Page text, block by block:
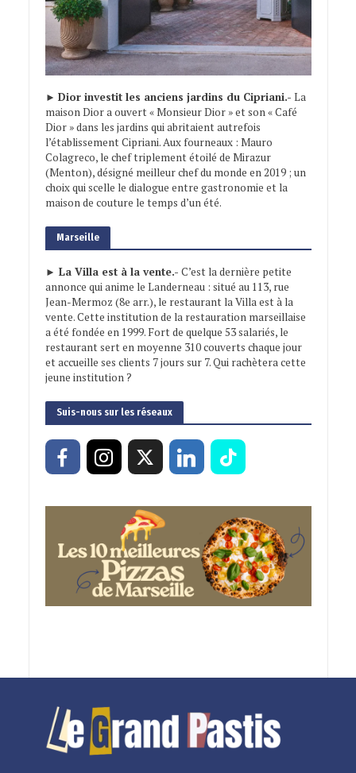
► Dior investit les anciens jardins du Cipriani.- La
maison Dior a ouvert « Monsieur Dior » et son « Café
Dior » dans les jardins qui abritaient autrefois
l’établissement Cipriani. Aux fourneaux : Mauro
Colagreco, le chef triplement étoilé de Mirazur
(Menton), désigné meilleur chef du monde en 2019 ; un
choix qui scelle le dialogue entre gastronomie et la
maison de couture le temps d’un été.
Marseille
► La Villa est à la vente.- C’est la dernière petite
annonce qui anime le Landerneau : situé au 113, rue
Jean-Mermoz (8e arr.), le restaurant la Villa est à la
vente. Cette institution de la restauration marseillaise
a été fondée en 1999. Fort de quelque 53 salariés, le
restaurant sert en moyenne 310 couverts chaque jour
et accueille ses clients 7 jours sur 7. Qui rachètera cette
jeune institution ?
Suis-nous sur les réseaux